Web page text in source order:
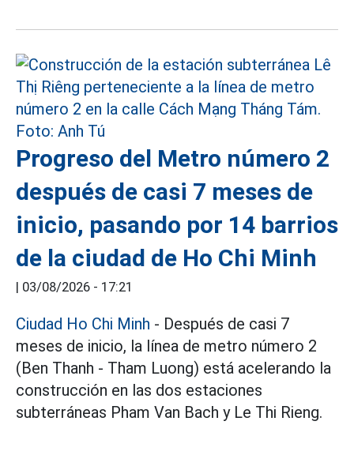
Progreso del Metro número 2
después de casi 7 meses de
inicio, pasando por 14 barrios
de la ciudad de Ho Chi Minh
| 03/08/2026 - 17:21
Ciudad Ho Chi Minh - Después de casi 7
meses de inicio, la línea de metro número 2
(Ben Thanh - Tham Luong) está acelerando la
construcción en las dos estaciones
subterráneas Pham Van Bach y Le Thi Rieng.